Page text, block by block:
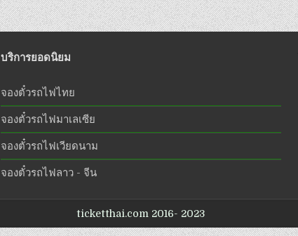
บริการยอดนิยม
จองตั๋วรถไฟไทย
จองตั๋วรถไฟมาเลเซีย
จองตั๋วรถไฟเวียดนาม
จองตั๋วรถไฟลาว - จีน
ticketthai.com 2016- 2023